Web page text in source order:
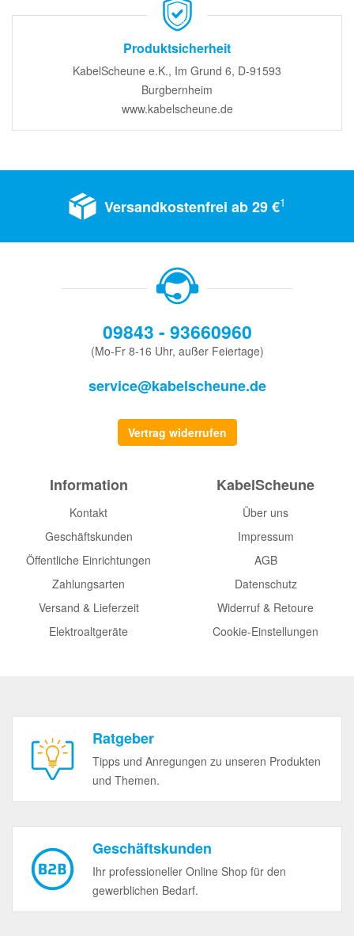
Produktsicherheit
KabelScheune e.K., Im Grund 6, D-91593
Burgbernheim
www.kabelscheune.de
Versandkostenfrei ab 29 €1
09843 - 93660960
(Mo-Fr 8-16 Uhr, außer Feiertage)
service@kabelscheune.de
Vertrag widerrufen
Information
Kontakt
Geschäftskunden
Öffentliche Einrichtungen
Zahlungsarten
Versand & Lieferzeit
Elektroaltgeräte
KabelScheune
Über uns
Impressum
AGB
Datenschutz
Widerruf & Retoure
Cookie-Einstellungen
Ratgeber
Tipps und Anregungen zu unseren Produkten
und Themen.
Geschäftskunden
Ihr professioneller Online Shop für den
gewerblichen Bedarf.